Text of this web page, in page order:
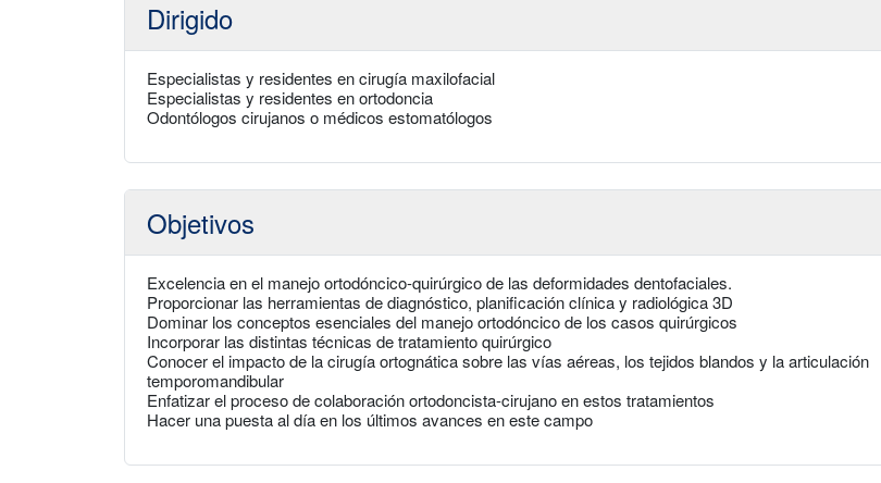
Dirigido
Especialistas y residentes en cirugía maxilofacial
Especialistas y residentes en ortodoncia
Odontólogos cirujanos o médicos estomatólogos
Objetivos
Excelencia en el manejo ortodóncico-quirúrgico de las deformidades dentofaciales.
Proporcionar las herramientas de diagnóstico, planificación clínica y radiológica 3D
Dominar los conceptos esenciales del manejo ortodóncico de los casos quirúrgicos
Incorporar las distintas técnicas de tratamiento quirúrgico
Conocer el impacto de la cirugía ortognática sobre las vías aéreas, los tejidos blandos y la articulación
temporomandibular
Enfatizar el proceso de colaboración ortodoncista-cirujano en estos tratamientos
Hacer una puesta al día en los últimos avances en este campo